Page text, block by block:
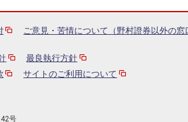
ご意見・苦情について（野村證券以外の窓
最良執行方針
サイトのご利用について
号